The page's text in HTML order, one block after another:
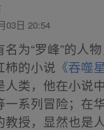
03日 20:54
为“罗峰”的人
柿的小说 《吞噬
人类，他在小说
一系列冒险；在
教授，显然也是